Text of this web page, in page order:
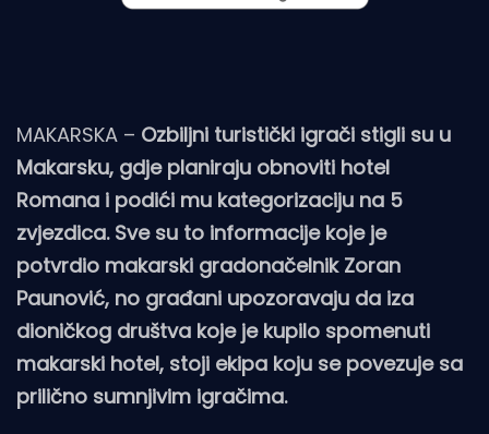
MAKARSKA – Ozbiljni turistički igrači stigli su u
Makarsku, gdje planiraju obnoviti hotel
Romana i podići mu kategorizaciju na 5
zvjezdica. Sve su to informacije koje je
potvrdio makarski gradonačelnik Zoran
Paunović, no građani upozoravaju da iza
dioničkog društva koje je kupilo spomenuti
makarski hotel, stoji ekipa koju se povezuje sa
prilično sumnjivim igračima.